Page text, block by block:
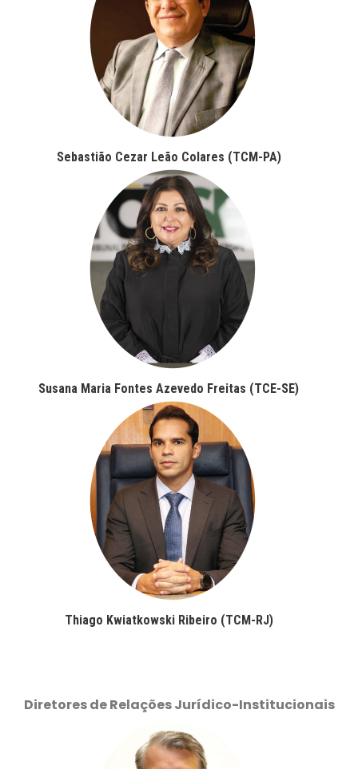
Sebastião Cezar Leão Colares (TCM-PA)
Susana Maria Fontes Azevedo Freitas (TCE-SE)
Thiago Kwiatkowski Ribeiro (TCM-RJ)
Diretores de Relações Jurídico-Institucionais